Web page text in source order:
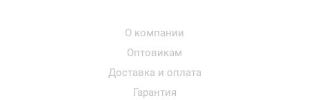
О компании
Оптовикам
Доставка и оплата
Гарантия